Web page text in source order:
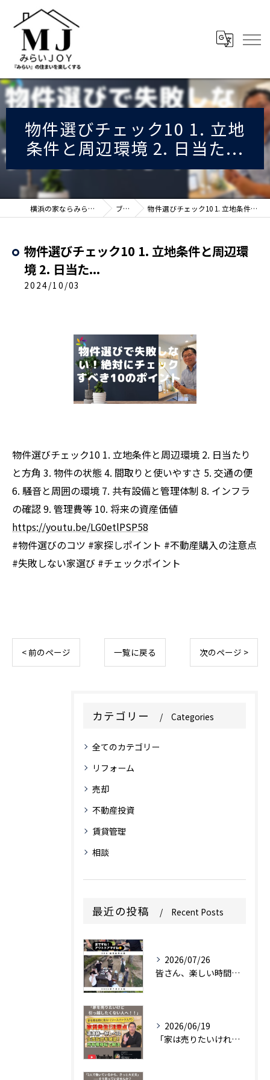
物件選びチェック10 1. 立地
条件と周辺環境 2. 日当た...
横浜の家ならみらいJOY株式会社 ブログ 物件選びチェック10 1. 立地条件と周辺環境 2. 日当た...
物件選びチェック10 1. 立地条件と周辺環
境 2. 日当た...
2024/10/03
物件選びチェック10 1. 立地条件と周辺環境 2. 日当たり
と方角 3. 物件の状態 4. 間取りと使いやすさ 5. 交通の便
6. 騒音と周囲の環境 7. 共有設備と管理体制 8. インフラ
の確認 9. 管理費等 10. 将来の資産価値
https://youtu.be/LG0etlPSP58
#物件選びのコツ #家探しポイント #不動産購入の注意点
#失敗しない家選び #チェックポイント
< 前のページ 一覧に戻る 次のページ >
カテゴリー Categories
全てのカテゴリー
リフォーム
売却
不動産投資
賃貸管理
相談
最近の投稿 Recent Posts
2026/07/26
皆さん、楽しい時間をありがとうございます。
2026/06/19
「家は売りたいけれど、引っ越しはしたくない…」